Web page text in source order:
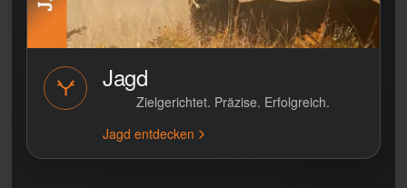
Jagd
Zielgerichtet. Präzise. Erfolgreich.
Jagd entdecken